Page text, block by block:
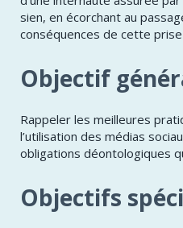
sien, en écorchant au
conséquences de cette
Objectif
Rappeler les meilleures
l’utilisation des médias
obligations déontologiques
Objectifs